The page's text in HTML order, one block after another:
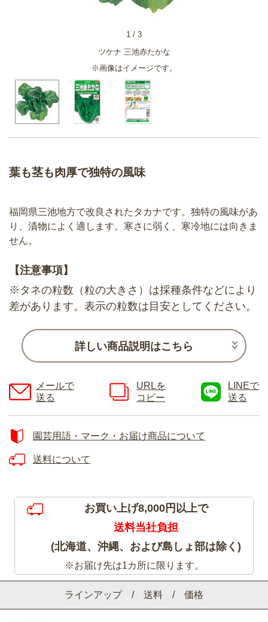
ツケナ 三池赤たかな
※画像はイメージです。
1 / 3
葉も茎も肉厚で独特の風味
ラインアップ / 送料 / 価格
福岡県三池地方で改良されたタカナです。独特の風味があ
り、漬物によく適します。寒さに弱く、寒冷地には向きま
せん。
【注意事項】
※タネの粒数（粒の大きさ）は採種条件などにより
差があります。表示の粒数は目安としてください。
詳しい商品説明はこちら
メールで
送る
URLを
コピー
LINEで
送る
園芸用語・マーク・お届け商品について
送料について
お買い上げ8,000円以上で
送料当社負担
(北海道、沖縄、および島しょ部は除く)
※お届け先は1カ所に限ります。